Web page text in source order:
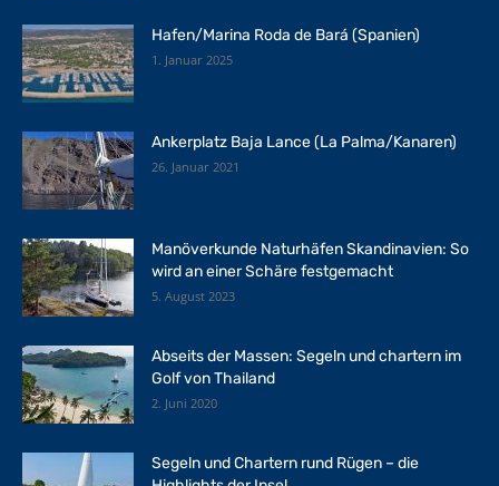
Hafen/Marina Roda de Bará (Spanien)
1. Januar 2025
Ankerplatz Baja Lance (La Palma/Kanaren)
26. Januar 2021
Manöverkunde Naturhäfen Skandinavien: So
wird an einer Schäre festgemacht
5. August 2023
Abseits der Massen: Segeln und chartern im
Golf von Thailand
2. Juni 2020
Segeln und Chartern rund Rügen – die